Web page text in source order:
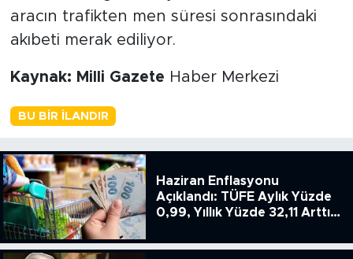
aracın trafikten men süresi sonrasındaki
akıbeti merak ediliyor.
Kaynak: Milli Gazete Haber Merkezi
BU BIR İLANDIR
Haziran Enflasyonu
Açıklandı: TÜFE Aylık Yüzde
0,99, Yıllık Yüzde 32,11 Arttı,
51.49